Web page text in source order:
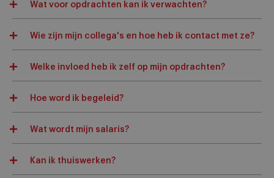
Wat voor opdrachten kan ik verwachten?
Wie zijn mijn collega's en hoe heb ik contact met ze?
Welke invloed heb ik zelf op mijn opdrachten?
Hoe word ik begeleid?
Wat wordt mijn salaris?
Kan ik thuiswerken?